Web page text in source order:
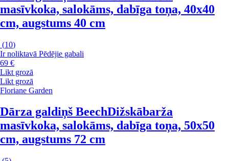
masīvkoka, salokāms, dabīga toņa, 40x40
cm, augstums 40 cm
(10)
Ir noliktavā Pēdējie gabali
69 €
Likt grozā
Likt grozā
Floriane Garden
Dārza galdiņš BeechDižskābarža
masīvkoka, salokāms, dabīga toņa, 50x50
cm, augstums 72 cm